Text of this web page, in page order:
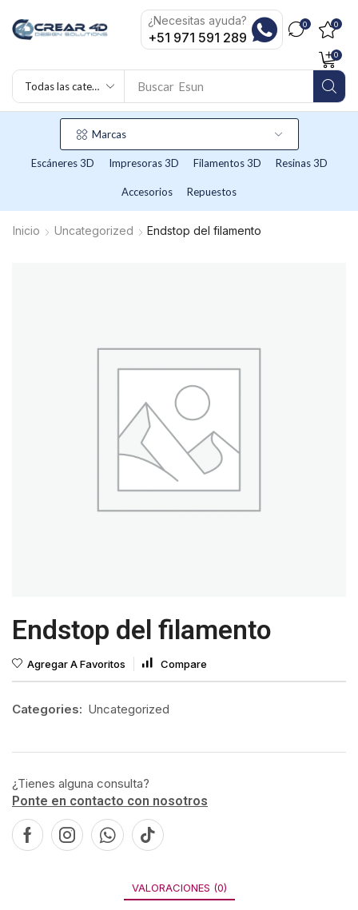
Buscar Esun
¿Necesitas ayuda?
+51 971 591 289
0 0
0
Marcas
Escáneres 3D Impresoras 3D Filamentos 3D Resinas 3D
Accesorios Repuestos
Inicio Uncategorized Endstop del filamento
Endstop del filamento
Agregar A Favoritos Compare
Categories: Uncategorized
¿Tienes alguna consulta?
Ponte en contacto con nosotros
VALORACIONES (0)